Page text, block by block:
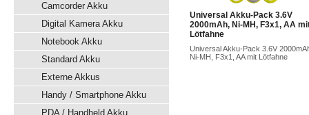
Camcorder Akku
Digital Kamera Akku
Notebook Akku
Standard Akku
Externe Akkus
Handy / Smartphone Akku
PDA / Handheld Akku
Universal Akku-Pack 3.6V
2000mAh, Ni-MH, F3x1, AA
Lötfahne
Universal Akku-Pack 3.6V
Ni-MH, F3x1, AA mit Lötfahne